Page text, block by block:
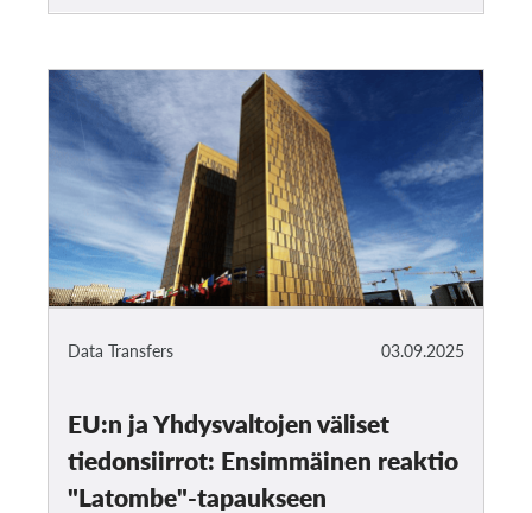
03.09.2025
Data Transfers
EU:n ja Yhdysvaltojen väliset
tiedonsiirrot: Ensimmäinen reaktio
"Latombe"-tapaukseen